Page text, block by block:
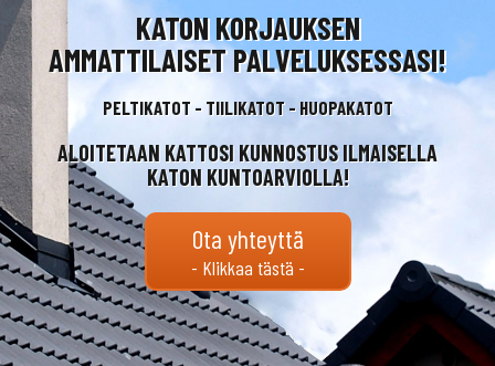
KATON KORJAUKSEN
AMMATTILAISET PALVELUKSESSASI!
PELTIKATOT - TIILIKATOT - HUOPAKATOT
ALOITETAAN KATTOSI KUNNOSTUS ILMAISELLA
KATON KUNTOARVIOLLA!
Ota yhteyttä